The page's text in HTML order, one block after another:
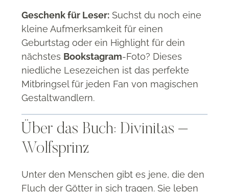
Geschenk für Leser: Suchst du noch eine
kleine Aufmerksamkeit für einen
Geburtstag oder ein Highlight für dein
nächstes Bookstagram-Foto? Dieses
niedliche Lesezeichen ist das perfekte
Mitbringsel für jeden Fan von magischen
Gestaltwandlern.
Über das Buch: Divinitas –
Wolfsprinz
Unter den Menschen gibt es jene, die den
Fluch der Götter in sich tragen. Sie leben